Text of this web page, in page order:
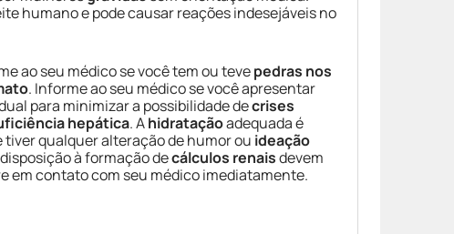
humano e pode causar reações indesejáveis no
ao seu médico se você tem ou tevepedras nos
. Informe ao seu médico se você apresentar
para minimizar a possibilidade decrises
hepática. Ahidrataçãoadequada é
tiver qualquer alteração de humor ou ideação
à formação decálculos renaisdevem
em contato com seu médico imediatamente.